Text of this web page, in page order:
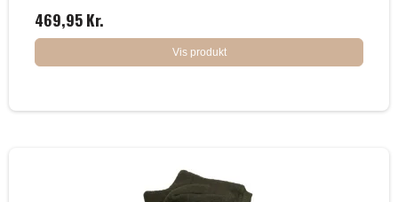
469,95 Kr.
Vis produkt